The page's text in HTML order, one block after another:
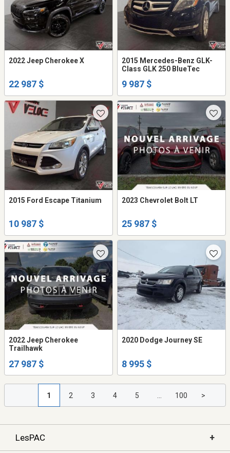
2022 Jeep Cherokee X
22 987 $
2015 Mercedes-Benz GLK-
Class GLK 250 BlueTec
9 987 $
2015 Ford Escape Titanium
10 987 $
2023 Chevrolet Bolt LT
25 987 $
2022 Jeep Cherokee
Trailhawk
27 987 $
2020 Dodge Journey SE
8 995 $
1 2 3 4 5 100 >
LesPAC +